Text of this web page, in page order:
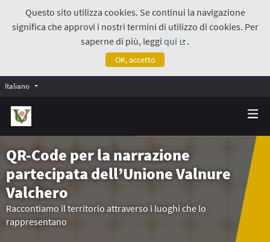
Questo sito utilizza cookies. Se continui la navigazione
significa che approvi i nostri termini di utilizzo di cookies. Per
saperne di più, leggiqui
.
OK, accetto
Italiano
QR-Code per la narrazione
partecipata dell’Unione Valnure
Valchero
Raccontiamo il territorio attraverso i luoghi che lo
rappresentano